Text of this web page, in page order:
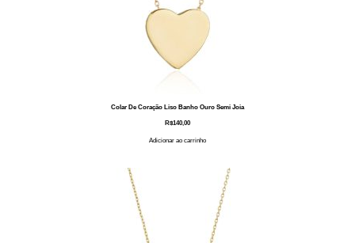
Colar De Coração Liso Banho Ouro Semi Joia
R$140,00
Adicionar ao carrinho